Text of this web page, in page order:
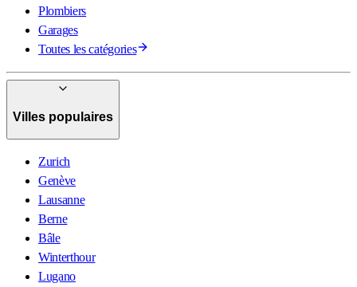
Plombiers
Garages
Toutes les catégories
Villes populaires
Zurich
Genève
Lausanne
Berne
Bâle
Winterthour
Lugano